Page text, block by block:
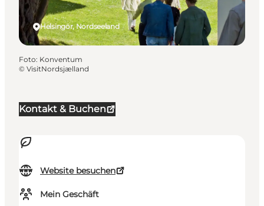
Kontakt & Buchen
Website besuchen
Mein Geschäft
Helsingör, Nordseeland
Foto: Konventum
© VisitNordsjælland